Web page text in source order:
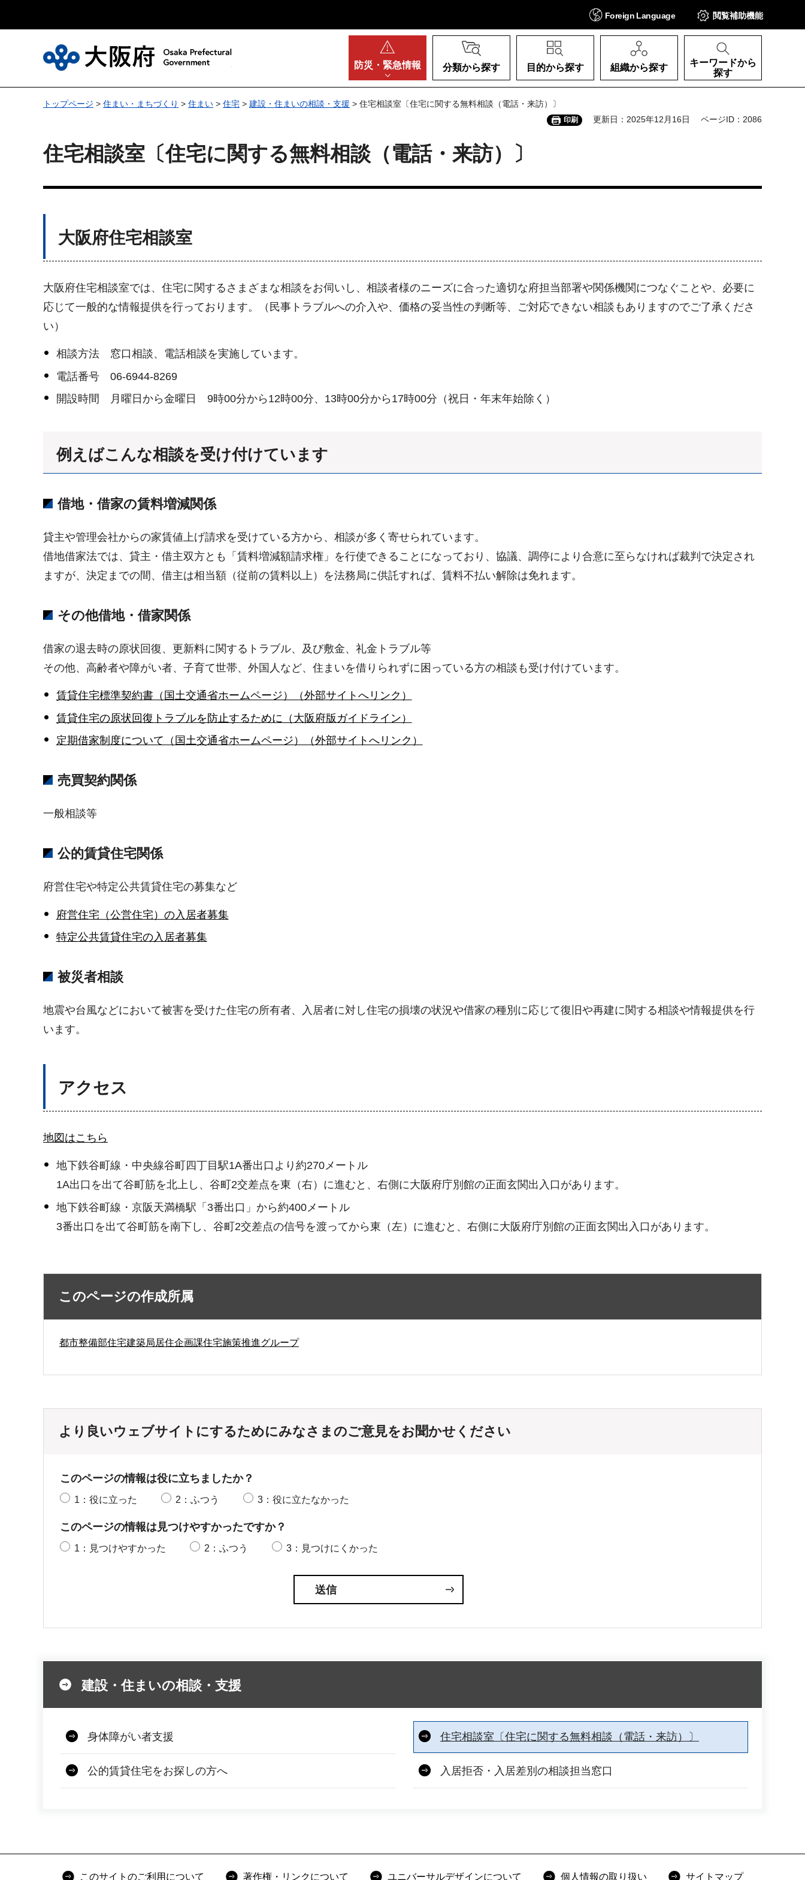
Foreign Language 閲覧補助機能
防災・ 緊急情報 分類から探す 目的から探す 組織から探す
キーワードから
探す
トップページ > 住まい・まちづくり > 住まい > 住宅 > 建設・住まいの相談・支援 > 住宅相談室〔住宅に関する無料相談（電話・来訪）〕
印刷 更新日：2025年12月16日 ページID：2086
住宅相談室〔住宅に関する無料相談（電話・来訪）〕
大阪府住宅相談室
大阪府住宅相談室では、住宅に関するさまざまな相談をお伺いし、相談者様のニーズに合った適切な府担当部署や関係機関につなぐことや、必要に
応じて一般的な情報提供を行っております。（民事トラブルへの介入や、価格の妥当性の判断等、ご対応できない相談もありますのでご了承くださ
い）
相談方法 窓口相談、電話相談を実施しています。
電話番号 06-6944-8269
開設時間 月曜日から金曜日 9時00分から12時00分、13時00分から17時00分（祝日・年末年始除く）
例えばこんな相談を受け付けています
借地・借家の賃料増減関係
貸主や管理会社からの家賃値上げ請求を受けている方から、相談が多く寄せられています。
借地借家法では、貸主・借主双方とも「賃料増減額請求権」を行使できることになっており、協議、調停により合意に至らなければ裁判で決定され
ますが、決定までの間、借主は相当額（従前の賃料以上）を法務局に供託すれば、賃料不払い解除は免れます。
その他借地・借家関係
借家の退去時の原状回復、更新料に関するトラブル、及び敷金、礼金トラブル等
その他、高齢者や障がい者、子育て世帯、外国人など、住まいを借りられずに困っている方の相談も受け付けています。
賃貸住宅標準契約書（国土交通省ホームページ）（外部サイトへリンク）
賃貸住宅の原状回復トラブルを防止するために（大阪府版ガイドライン）
定期借家制度について（国土交通省ホームページ）（外部サイトへリンク）
売買契約関係
一般相談等
公的賃貸住宅関係
府営住宅や特定公共賃貸住宅の募集など
府営住宅（公営住宅）の入居者募集
特定公共賃貸住宅の入居者募集
被災者相談
地震や台風などにおいて被害を受けた住宅の所有者、入居者に対し住宅の損壊の状況や借家の種別に応じて復旧や再建に関する相談や情報提供を行
います。
アクセス
地図はこちら
地下鉄谷町線・中央線谷町四丁目駅1A番出口より約270メートル
1A出口を出て谷町筋を北上し、谷町2交差点を東（右）に進むと、右側に大阪府庁別館の正面玄関出入口があります。
地下鉄谷町線・京阪天満橋駅「3番出口」から約400メートル
3番出口を出て谷町筋を南下し、谷町2交差点の信号を渡ってから東（左）に進むと、右側に大阪府庁別館の正面玄関出入口があります。
このページの作成所属
都市整備部住宅建築局居住企画課住宅施策推進グループ
より良いウェブサイトにするためにみなさまのご意見をお聞かせください
このページの情報は役に立ちましたか？
1：役に立った 2：ふつう 3：役に立たなかった
このページの情報は見つけやすかったですか？
1：見つけやすかった 2：ふつう 3：見つけにくかった
建設・住まいの相談・支援
身体障がい者支援 住宅相談室〔住宅に関する無料相談（電話・来訪）〕
公的賃貸住宅をお探しの方へ 入居拒否・入居差別の相談担当窓口
このサイトのご利用について 著作権・リンクについて ユニバーサルデザインについて 個人情報の取り扱い サイトマップ